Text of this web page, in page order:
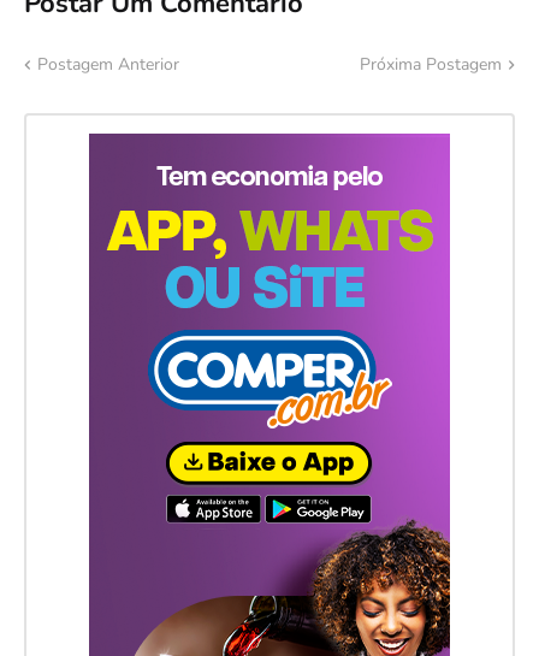
Postagem Anterior Próxima Postagem